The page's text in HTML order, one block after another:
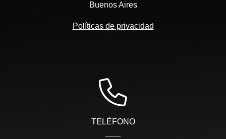
Buenos Aires
Políticas de privacidad
TELÉFONO